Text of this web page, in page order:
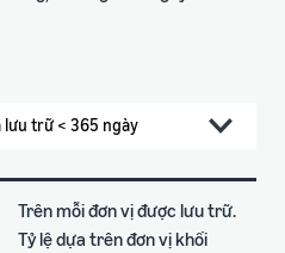
Trên mỗi đơn vị được lưu trữ.
Tỷ lệ dựa trên đơn vị khối